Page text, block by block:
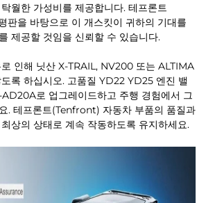
월한 가성비를 제공합니다. 테프론트
판을 바탕으로 이 개스킷이 귀하의 기대를
제공할 것임을 신뢰할 수 있습니다.
인해 닛산 X-TRAIL, NV200 또는 ALTIMA
록 하십시오. 고품질 YD22 YD25 엔진 밸
로 업그레이드하고 주행 경험에서 그
. 테프론트(Tenfront) 자동차 부품의 품질과
상의 상태로 계속 작동하도록 유지하세요.